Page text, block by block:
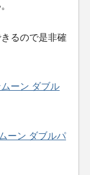
るので是非確
ーン ダブル
ーン ダブルパ